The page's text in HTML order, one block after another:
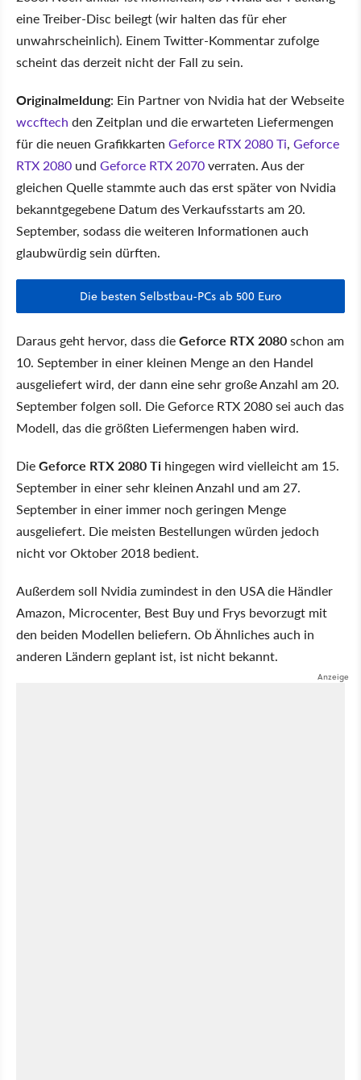
eine Treiber-Disc beilegt (wir halten das für eher
unwahrscheinlich). Einem Twitter-Kommentar zufolge
scheint das derzeit nicht der Fall zu sein.
Originalmeldung: Ein Partner von Nvidia hat der Webseite
wccftech den Zeitplan und die erwarteten Liefermengen
für die neuen Grafikkarten Geforce RTX 2080 Ti, Geforce
RTX 2080 und Geforce RTX 2070verraten. Aus der
gleichen Quelle stammte auch das erst später von Nvidia
bekanntgegebene Datum des Verkaufsstarts am 20.
September, sodass die weiteren Informationen auch
glaubwürdig sein dürften.
Die besten Selbstbau-PCs ab 500 Euro
Daraus geht hervor, dass dieGeforce RTX 2080schon am
10. September in einer kleinen Menge an den Handel
ausgeliefert wird, der dann eine sehr große Anzahl am 20.
September folgen soll. Die Geforce RTX 2080 sei auch das
Modell, das die größten Liefermengen haben wird.
DieGeforce RTX 2080 Ti hingegen wird vielleicht am 15.
September in einer sehr kleinen Anzahl und am 27.
September in einer immer noch geringen Menge
ausgeliefert. Die meisten Bestellungen würden jedoch
nicht vor Oktober 2018 bedient.
Außerdem soll Nvidia zumindest in den USA die Händler
Amazon, Microcenter, Best Buy und Frys bevorzugt mit
den beiden Modellen beliefern. Ob Ähnliches auch in
anderen Ländern geplant ist, ist nicht bekannt.